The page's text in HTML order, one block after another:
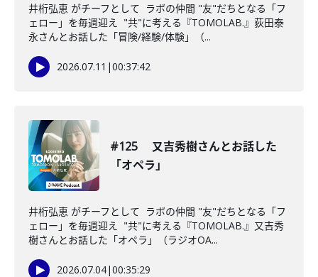
井桁弘恵 がチーフとして ラボの仲間 "友"だちとなる「フ
ェロー」を毎週迎え "共"に考える『TOMOLAB.』荻田泰
永さんとお話した「冒険/経験/体験」（...
2026.07.11 |00:37:42
#125 又吉秀樹さんとお話した
「オペラ」
井桁弘恵 がチーフとして ラボの仲間 "友"だちとなる「フ
ェロー」を毎週迎え "共"に考える『TOMOLAB.』又吉秀
樹さんとお話した「オペラ」（ラジオOA...
2026.07.04|00:35:29